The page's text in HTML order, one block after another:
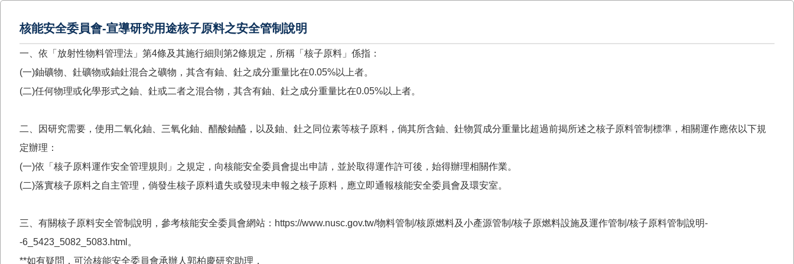
核能安全委員會-宣導研究用途核子原料之安全管制說明
一、依「放射性物料管理法」第4條及其施行細則第2條規定，所稱「核子原料」係指：
(一)鈾礦物、釷礦物或鈾釷混合之礦物，其含有鈾、釷之成分重量比在0.05%以上者。
(二)任何物理或化學形式之鈾、釷或二者之混合物，其含有鈾、釷之成分重量比在0.05%以上者。
二、因研究需要，使用二氧化鈾、三氧化鈾、醋酸鈾醯，以及鈾、釷之同位素等核子原料，倘其所含鈾、釷物質成分重量比超過前揭所述之核子原料管制標準，相關運作應依以下規
定辦理：
(一)依「核子原料運作安全管理規則」之規定，向核能安全委員會提出申請，並於取得運作許可後，始得辦理相關作業。
(二)落實核子原料之自主管理，倘發生核子原料遺失或發現未申報之核子原料，應立即通報核能安全委員會及環安室。
三、有關核子原料安全管制說明，參考核能安全委員會網站：https://www.nusc.gov.tw/物料管制/核原燃料及小產源管制/核子原燃料設施及運作管制/核子原料管制說明-
-6_5423_5082_5083.html。
**如有疑問，可洽核能安全委員會承辦人郭柏慶研究助理，